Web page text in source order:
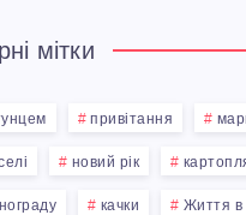
мітки
привітання
новий рік
качки Життя в